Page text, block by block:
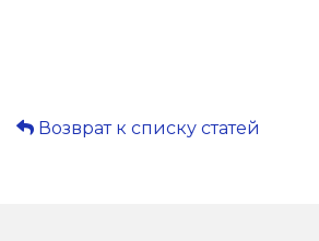
Возврат к списку статей